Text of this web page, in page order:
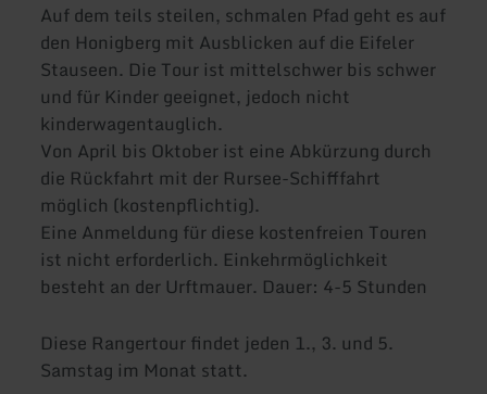
Auf dem teils steilen, schmalen Pfad geht es auf
den Honigberg mit Ausblicken auf die Eifeler
Stauseen. Die Tour ist mittelschwer bis schwer
und für Kinder geeignet, jedoch nicht
kinderwagentauglich.
Von April bis Oktober ist eine Abkürzung durch
die Rückfahrt mit der Rursee-Schifffahrt
möglich (kostenpflichtig).
Eine Anmeldung für diese kostenfreien Touren
ist nicht erforderlich. Einkehrmöglichkeit
besteht an der Urftmauer. Dauer: 4-5 Stunden
Diese Rangertour findet jeden 1., 3. und 5.
Samstag im Monat statt.